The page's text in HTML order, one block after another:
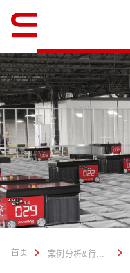
首页 案例分析&行业洞察